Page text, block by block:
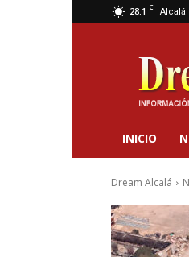
28.1 C Alcalá
Dream
Alcalá
INICIO
Dream Alcalá